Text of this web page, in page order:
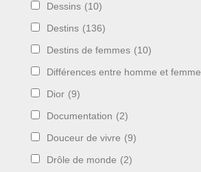
Dessins (10)
Destins (136)
Destins de femmes (10)
Différences entre homme et femme
Dior (9)
Documentation (2)
Douceur de vivre (9)
Drôle de monde (2)